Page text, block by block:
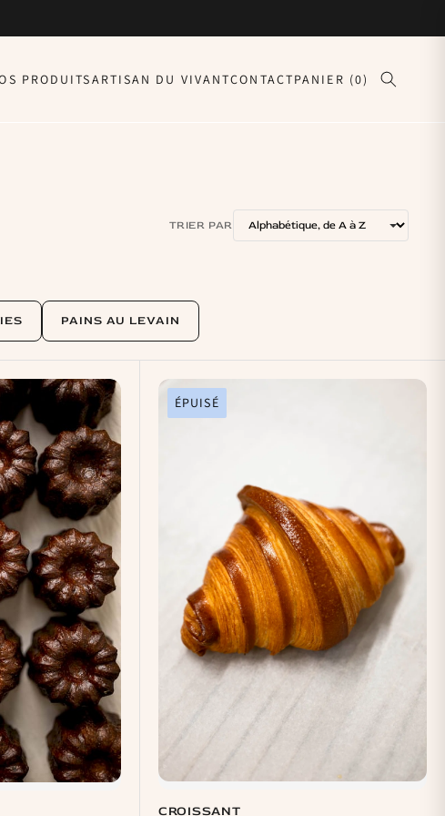
PRODUITSARTISAN DU VIVANTCONTACTPANIER (0)
TRIER PAR
PAINS AU LEVAIN
ÉPUISÉ
CROISSANT